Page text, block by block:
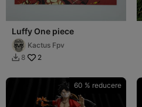
Luffy One piece
Kactus Fpv
 8 2
60 % reducere